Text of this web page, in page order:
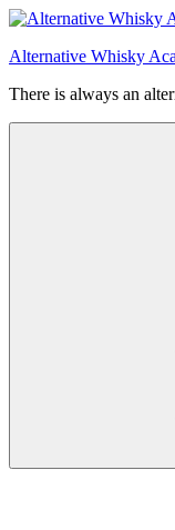
Videre
indhold
Alternative Whisky
There is always an